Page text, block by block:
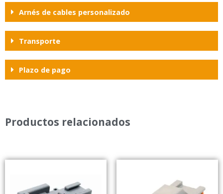
Arnés de cables personalizado
Transporte
Plazo de pago
Productos relacionados